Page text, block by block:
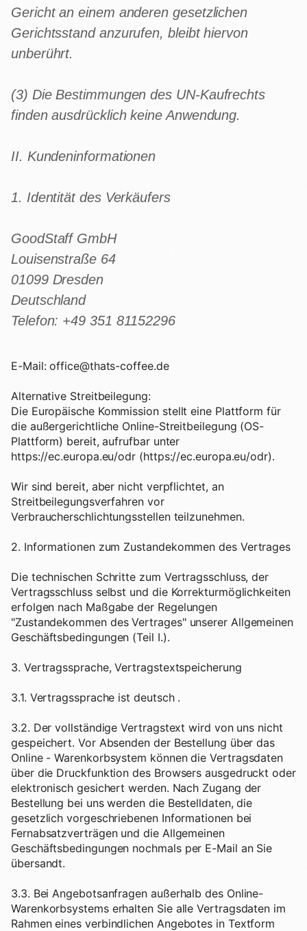
Gericht an einem anderen gesetzlichen
Gerichtsstand anzurufen, bleibt hiervon
unberührt.
(3) Die Bestimmungen des UN-Kaufrechts
finden ausdrücklich keine Anwendung.
II. Kundeninformationen
1. Identität des Verkäufers
GoodStaff GmbH
Louisenstraße 64
01099 Dresden
Deutschland
Telefon: +49 351 81152296
E-Mail: office@thats-coffee.de
Alternative Streitbeilegung:
Die Europäische Kommission stellt eine Plattform für
die außergerichtliche Online-Streitbeilegung (OS-
Plattform) bereit, aufrufbar unter
https://ec.europa.eu/odr (https://ec.europa.eu/odr).
Wir sind bereit, aber nicht verpflichtet, an
Streitbeilegungsverfahren vor
Verbraucherschlichtungsstellen teilzunehmen.
2. Informationen zum Zustandekommen des Vertrages
Die technischen Schritte zum Vertragsschluss, der
Vertragsschluss selbst und die Korrekturmöglichkeiten
erfolgen nach Maßgabe der Regelungen
"Zustandekommen des Vertrages" unserer Allgemeinen
Geschäftsbedingungen (Teil I.).
3. Vertragssprache, Vertragstextspeicherung
3.1. Vertragssprache ist deutsch .
3.2. Der vollständige Vertragstext wird von uns nicht
gespeichert. Vor Absenden der Bestellung über das
Online - Warenkorbsystem können die Vertragsdaten
über die Druckfunktion des Browsers ausgedruckt oder
elektronisch gesichert werden. Nach Zugang der
Bestellung bei uns werden die Bestelldaten, die
gesetzlich vorgeschriebenen Informationen bei
Fernabsatzverträgen und die Allgemeinen
Geschäftsbedingungen nochmals per E-Mail an Sie
übersandt.
3.3. Bei Angebotsanfragen außerhalb des Online-
Warenkorbsystems erhalten Sie alle Vertragsdaten im
Rahmen eines verbindlichen Angebotes in Textform